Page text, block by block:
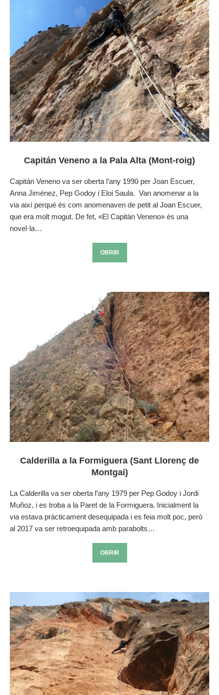
Capitán Veneno a la Pala Alta (Mont-roig)
Capitán Veneno va ser oberta l’any 1990 per Joan Escuer,
Anna Jiménez, Pep Godoy i Eloi Saula. Van anomenar a la
via així perquè és com anomenaven de petit al Joan Escuer,
que era molt mogut. De fet, «El Capitán Veneno» és una
novel·la…
OBRIR
Calderilla a la Formiguera (Sant Llorenç de
Montgai)
La Calderilla va ser oberta l’any 1979 per Pep Godoy i Jordi
Muñoz, i es troba a la Paret de la Formiguera. Inicialment la
via estava pràcticament desequipada i es feia molt poc, però
al 2017 va ser retroequipada amb parabolts…
OBRIR